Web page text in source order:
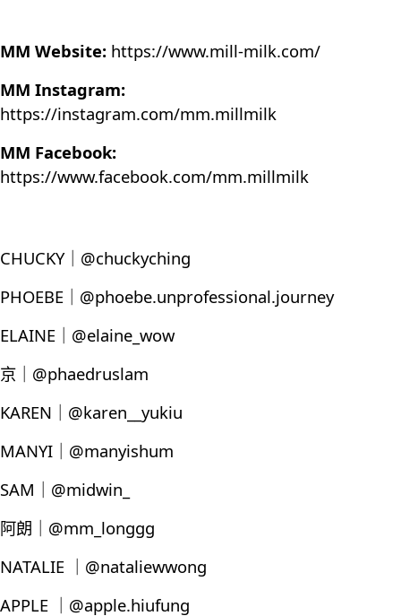
MM Website: https://www.mill-milk.com/
MM Instagram:
https://instagram.com/mm.millmilk
MM Facebook:
https://www.facebook.com/mm.millmilk
CHUCKY｜@chuckyching
PHOEBE｜@phoebe.unprofessional.journey
ELAINE｜@elaine_wow
京｜@phaedruslam
KAREN｜@karen__yukiu
MANYI｜@manyishum
SAM｜@midwin_
阿朗｜@mm_longgg
NATALIE ｜@nataliewwong
APPLE ｜@apple.hiufung